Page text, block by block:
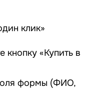
клик»
кнопку «Купить в
формы (ФИО,